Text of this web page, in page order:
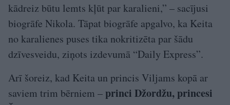
kādreiz būtu lemts kļūt par karalieni,” – sacījusi
biogrāfe Nikola. Tāpat biogrāfe apgalvo, ka Keita
no karalienes puses tika nokritizēta par šādu
dzīvesveidu, ziņots izdevumā “Daily Express”.
Arī šoreiz, kad Keita un princis Viljams kopā ar
saviem trim bērniem – princi Džordžu, princesi